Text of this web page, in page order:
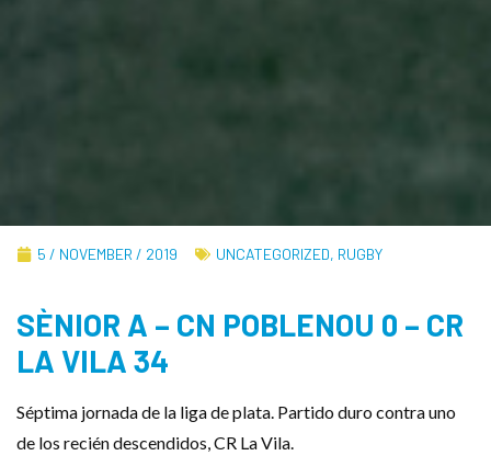
5 / NOVEMBER / 2019 UNCATEGORIZED, RUGBY
SÈNIOR A – CN POBLENOU 0 – CR
LA VILA 34
Séptima jornada de la liga de plata. Partido duro contra uno
de los recién descendidos, CR La Vila.